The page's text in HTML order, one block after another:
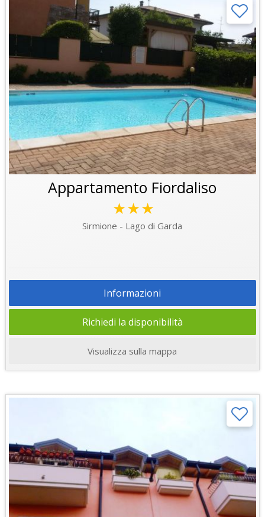
Appartamento Fiordaliso
★★★
Sirmione - Lago di Garda
Informazioni
Richiedi la disponibilità
Visualizza sulla mappa